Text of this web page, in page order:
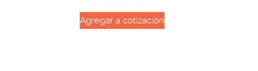
Agregar a cotización